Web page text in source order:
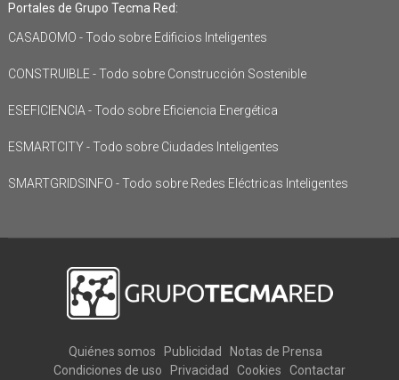
Portales de Grupo Tecma Red:
CASADOMO - Todo sobre Edificios Inteligentes
CONSTRUIBLE - Todo sobre Construcción Sostenible
ESEFICIENCIA - Todo sobre Eficiencia Energética
ESMARTCITY - Todo sobre Ciudades Inteligentes
SMARTGRIDSINFO - Todo sobre Redes Eléctricas Inteligentes
Quiénes somos Publicidad
Notas de Prensa
Condiciones de uso
Privacidad Cookies Contactar